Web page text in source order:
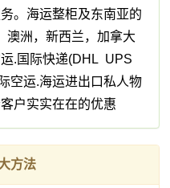
。海运整柜及东南亚的
澳洲，新西兰，加拿大
.国际快递(DHL UPS
空运.海运进出口私人物
户实实在在的优惠
方法